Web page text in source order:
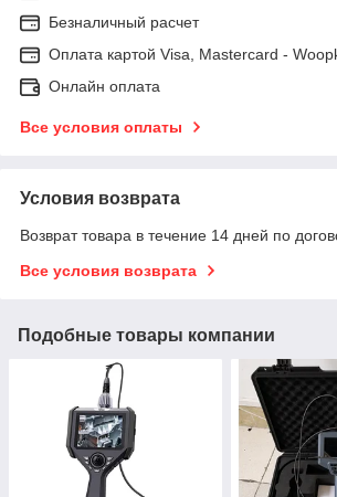
Безналичный расчет
Оплата картой Visa, Mastercard -
Онлайн оплата
Все условия оплаты
Условия возврата
Возврат товара в течение 14 дней по
Все условия возврата
Подобные товары компании